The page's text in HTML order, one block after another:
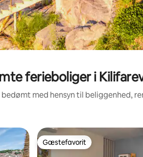
ferieboliger i
med hensyn til beliggenhed,
Gæstefavorit
Gæstefavorit